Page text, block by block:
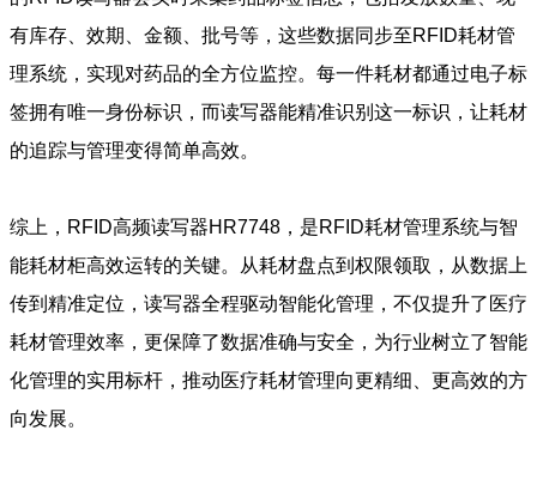
有库存、效期、金额、批号等，这些数据同步至RFID耗材管
理系统，实现对药品的全方位监控。每一件耗材都通过电子标
签拥有唯一身份标识，而读写器能精准识别这一标识，让耗材
的追踪与管理变得简单高效。
综上，RFID高频读写器HR7748，是RFID耗材管理系统与智
能耗材柜高效运转的关键。从耗材盘点到权限领取，从数据上
传到精准定位，读写器全程驱动智能化管理，不仅提升了医疗
耗材管理效率，更保障了数据准确与安全，为行业树立了智能
化管理的实用标杆，推动医疗耗材管理向更精细、更高效的方
向发展。